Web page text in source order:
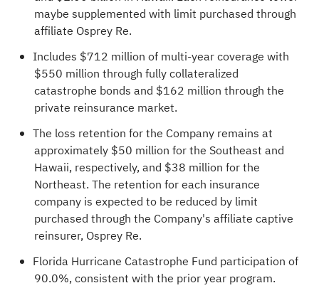
maybe supplemented with limit purchased through
affiliate Osprey Re.
Includes $712 million of multi-year coverage with
$550 million through fully collateralized
catastrophe bonds and $162 million through the
private reinsurance market.
The loss retention for the Company remains at
approximately $50 million for the Southeast and
Hawaii, respectively, and $38 million for the
Northeast. The retention for each insurance
company is expected to be reduced by limit
purchased through the Company's affiliate captive
reinsurer, Osprey Re.
Florida Hurricane Catastrophe Fund participation of
90.0%, consistent with the prior year program.